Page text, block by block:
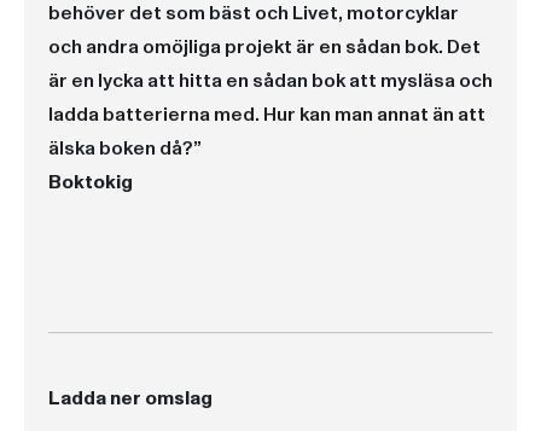
behöver det som bäst och Livet, motorcyklar
och andra omöjliga projekt är en sådan bok. Det
är en lycka att hitta en sådan bok att mysläsa och
ladda batterierna med. Hur kan man annat än att
älska boken då?”
Boktokig
Ladda ner omslag